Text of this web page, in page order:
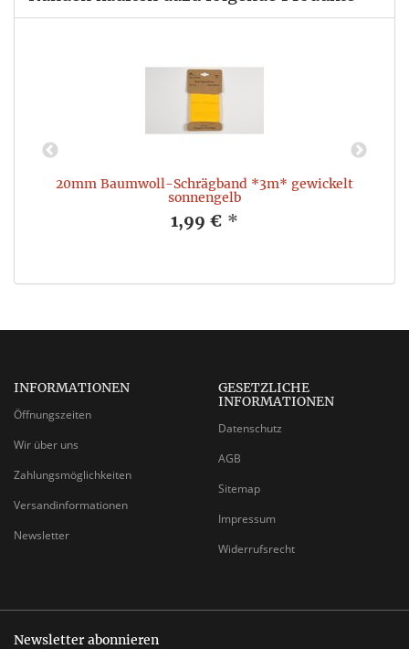
20mm Baumwoll-Schrägband *3m* gewickelt
sonnengelb
1,99 € *
INFORMATIONEN
Öffnungszeiten
Wir über uns
Zahlungsmöglichkeiten
Versandinformationen
Newsletter
GESETZLICHE
INFORMATIONEN
Datenschutz
AGB
Sitemap
Impressum
Widerrufsrecht
Newsletter abonnieren